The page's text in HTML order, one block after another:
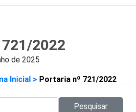
2022
de 2025
Inicial > Portaria nº 721/2022
Pesquisar